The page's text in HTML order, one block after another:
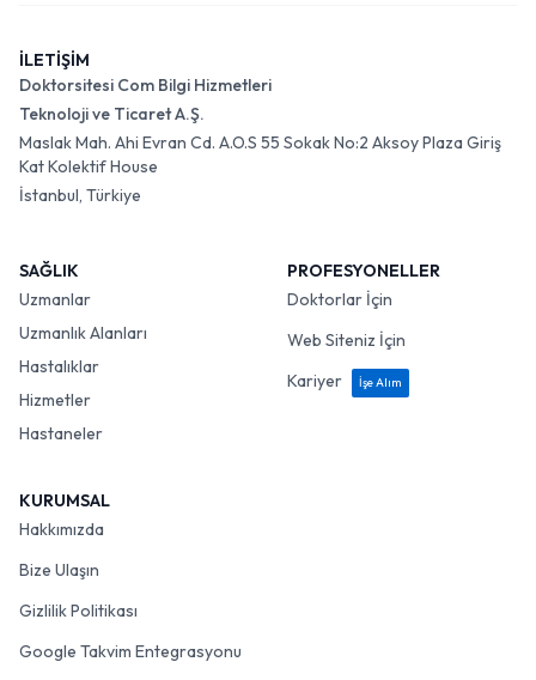
İLETİŞİM
Doktorsitesi Com Bilgi Hizmetleri
Teknoloji ve Ticaret A.Ş.
Maslak Mah. Ahi Evran Cd. A.O.S 55 Sokak No:2 Aksoy Plaza Giriş
Kat Kolektif House
İstanbul, Türkiye
SAĞLIK
Uzmanlar
Uzmanlık Alanları
Hastalıklar
Hizmetler
Hastaneler
PROFESYONELLER
Doktorlar İçin
Web Siteniz İçin
Kariyer
İşe Alım
KURUMSAL
Hakkımızda
Bize Ulaşın
Gizlilik Politikası
Google Takvim Entegrasyonu